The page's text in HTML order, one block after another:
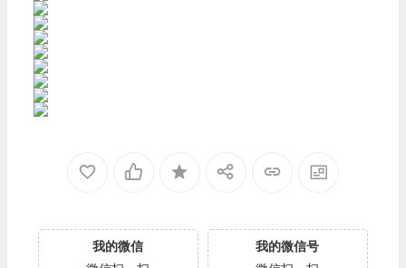
我的微信
我的微信号